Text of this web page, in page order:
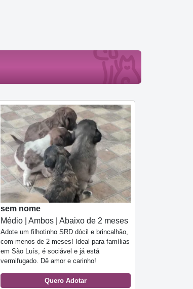
sem nome
Médio | Ambos | Abaixo de 2 meses
Adote um filhotinho SRD dócil e brincalhão,
com menos de 2 meses! Ideal para famílias
em São Luís, é sociável e já está
vermifugado. Dê amor e carinho!
Quero Adotar